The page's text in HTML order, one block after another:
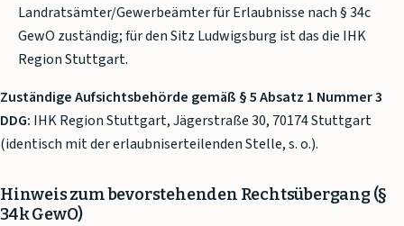
Landratsämter/Gewerbeämter für Erlaubnisse nach § 34c
GewO zuständig; für den Sitz Ludwigsburg ist das die IHK
Region Stuttgart.
Zuständige Aufsichtsbehörde gemäß § 5 Absatz 1 Nummer 3
DDG: IHK Region Stuttgart, Jägerstraße 30, 70174 Stuttgart
(identisch mit der erlaubniserteilenden Stelle, s. o.).
Hinweis zum bevorstehenden Rechtsübergang (§
34k GewO)